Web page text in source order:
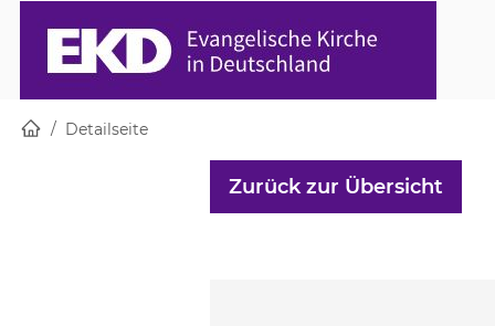
Detailseite
Zurück zur Übersicht